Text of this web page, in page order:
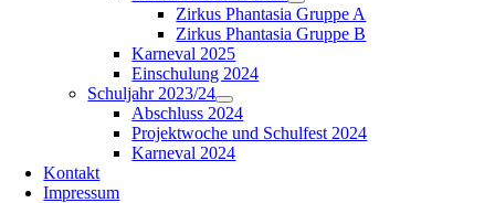
Zirkus Phantasia Gruppe A
Zirkus Phantasia Gruppe B
Karneval 2025
Einschulung 2024
Schuljahr 2023/24
Abschluss 2024
Projektwoche und Schulfest 2024
Karneval 2024
Kontakt
Impressum